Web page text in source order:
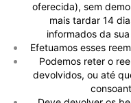
oferecida), sem
mais tardar 14
informados da
Efetuamos esses
Podemos reter o
devolvidos, ou até